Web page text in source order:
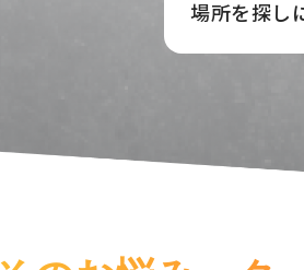
場所を探し